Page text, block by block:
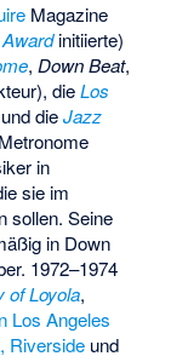
Magazine
initiierte)
,Down Beat,
dieLos
dieJazz
in
sie im
sollen. Seine
in Down
1972–1974
of Loyola,
Los Angeles
Riverside und